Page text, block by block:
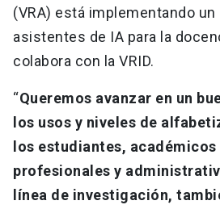
(VRA) está implementando un
asistentes de IA para la
colabora con la VRID.
“Queremos avanzar en un
los usos y niveles de
los estudiantes, académicos
profesionales y
línea de investigación,